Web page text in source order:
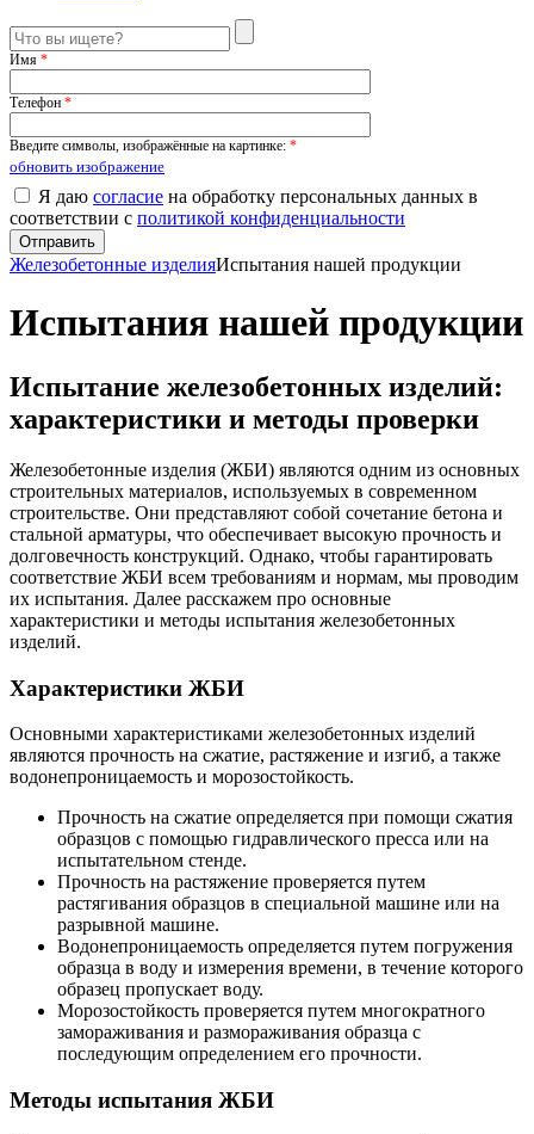
Имя *
Телефон *
Введите символы, изображённые на картинке: *
обновить изображение
Я даю согласие на обработку персональных данных в
соответствии с политикой конфиденциальности
Железобетонные изделияИспытания нашей продукции
Испытания нашей продукции
Испытание железобетонных изделий:
характеристики и методы проверки
Железобетонные изделия (ЖБИ) являются одним из основных
строительных материалов, используемых в современном
строительстве. Они представляют собой сочетание бетона и
стальной арматуры, что обеспечивает высокую прочность и
долговечность конструкций. Однако, чтобы гарантировать
соответствие ЖБИ всем требованиям и нормам, мы проводим
их испытания. Далее расскажем про основные
характеристики и методы испытания железобетонных
изделий.
Характеристики ЖБИ
Основными характеристиками железобетонных изделий
являются прочность на сжатие, растяжение и изгиб, а также
водонепроницаемость и морозостойкость.
Прочность на сжатие определяется при помощи сжатия
образцов с помощью гидравлического пресса или на
испытательном стенде.
Прочность на растяжение проверяется путем
растягивания образцов в специальной машине или на
разрывной машине.
Водонепроницаемость определяется путем погружения
образца в воду и измерения времени, в течение которого
образец пропускает воду.
Морозостойкость проверяется путем многократного
замораживания и размораживания образца с
последующим определением его прочности.
Методы испытания ЖБИ